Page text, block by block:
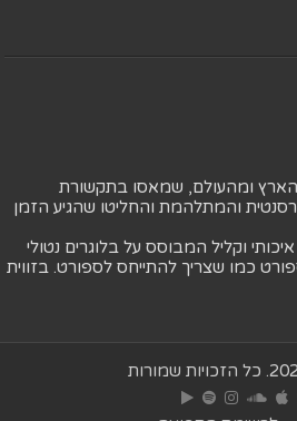
ומהעולם, שמאסו בתקשורת
והמתלהמת והחליטו שהגיע הזמן
וקליל המבוסס על בלוגרים נטולי
כמו שצריך להתייחס לספורט. בזווית